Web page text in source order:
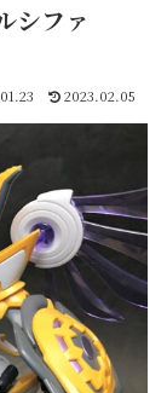
シファ
2023.02.05